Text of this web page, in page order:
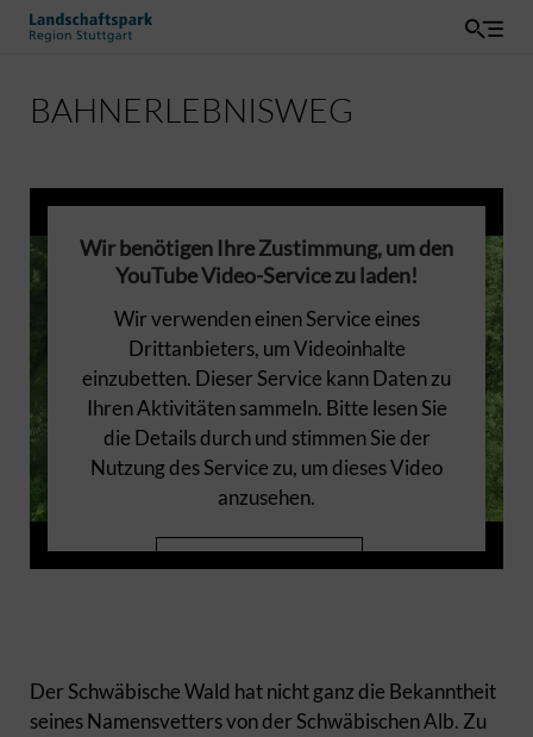
BAHNERLEBNISWEG
Wir benötigen Ihre Zustimmung, um den
YouTube Video-Service zu laden!
Wir verwenden einen Service eines
Drittanbieters, um Videoinhalte
einzubetten. Dieser Service kann Daten zu
Ihren Aktivitäten sammeln. Bitte lesen Sie
die Details durch und stimmen Sie der
Nutzung des Service zu, um dieses Video
anzusehen.
Platform
Der Schwäbische Wald hat nicht ganz die Bekanntheit
seines Namensvetters von der Schwäbischen Alb. Zu